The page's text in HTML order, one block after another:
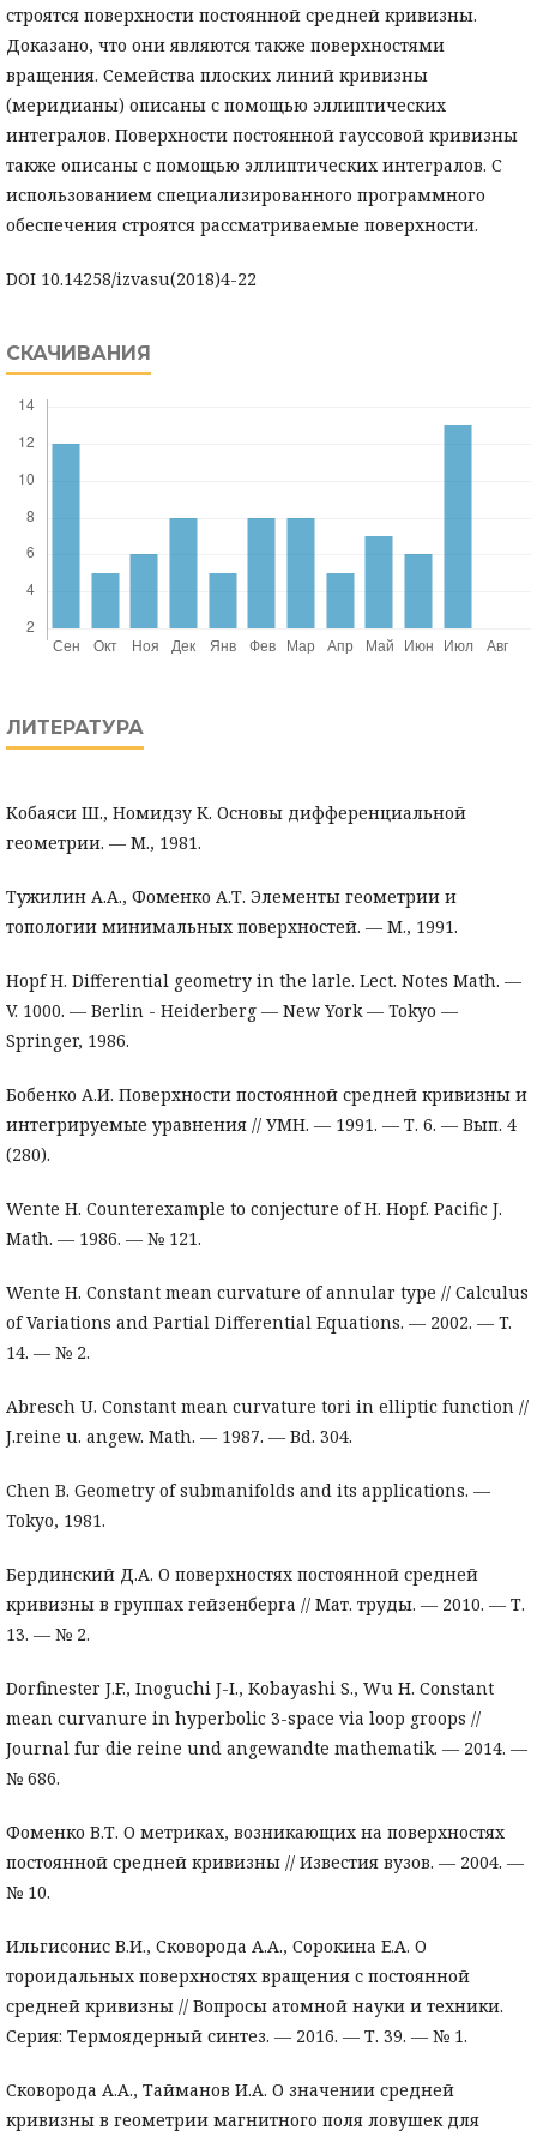
строятся поверхности постоянной средней кривизны.
Доказано, что они являются также поверхностями
вращения. Семейства плоских линий кривизны
(меридианы) описаны с помощью эллиптических
интегралов. Поверхности постоянной гауссовой кривизны
также описаны с помощью эллиптических интегралов. C
использованием специализированного программного
обеспечения строятся рассматриваемые поверхности.
DOI 10.14258/izvasu(2018)4-22
СКАЧИВАНИЯ
ЛИТЕРАТУРА
Кобаяси Ш., Номидзу К. Основы дифференциальной
геометрии. — М., 1981.
Тужилин А.А., Фоменко А.Т. Элементы геометрии и
топологии минимальных поверхностей. — М., 1991.
Hopf H. Differential geometry in the larle. Lect. Notes Math. —
V. 1000. — Berlin - Heiderberg — New York — Tokyo —
Springer, 1986.
Бобенко А.И. Поверхности постоянной средней кривизны и
интегрируемые уравнения // УМН. — 1991. — Т. 6. — Вып. 4
(280).
Wente H. Counterexample to conjecture of H. Hopf. Pacific J.
Math. — 1986. — № 121.
Wente H. Constant mean curvature of annular type // Calculus
of Variations and Partial Differential Equations. — 2002. — T.
14. — № 2.
Abresch U. Constant mean curvature tori in elliptic function //
J.reine u. angew. Math. — 1987. — Bd. 304.
Chen B. Geometry of submanifolds and its applications. —
Tokyo, 1981.
Бердинский Д.А. О поверхностях постоянной средней
кривизны в группах гейзенберга // Мат. труды. — 2010. — Т.
13. — № 2.
Dorfinester J.F., Inoguchi J-I., Kobayashi S., Wu H. Constant
mean curvanure in hyperbolic 3-space via loop groops //
Journal fur die reine und angewandte mathematik. — 2014. —
№ 686.
Фоменко В.Т. О метриках, возникающих на поверхностях
постоянной средней кривизны // Известия вузов. — 2004. —
№ 10.
Ильгисонис В.И., Сковорода А.А., Сорокина Е.А. О
тороидальных поверхностях вращения с постоянной
средней кривизны // Вопросы атомной науки и техники.
Серия: Термоядерный синтез. — 2016. — Т. 39. — № 1.
Сковорода А.А., Тайманов И.А. О значении средней
кривизны в геометрии магнитного поля ловушек для